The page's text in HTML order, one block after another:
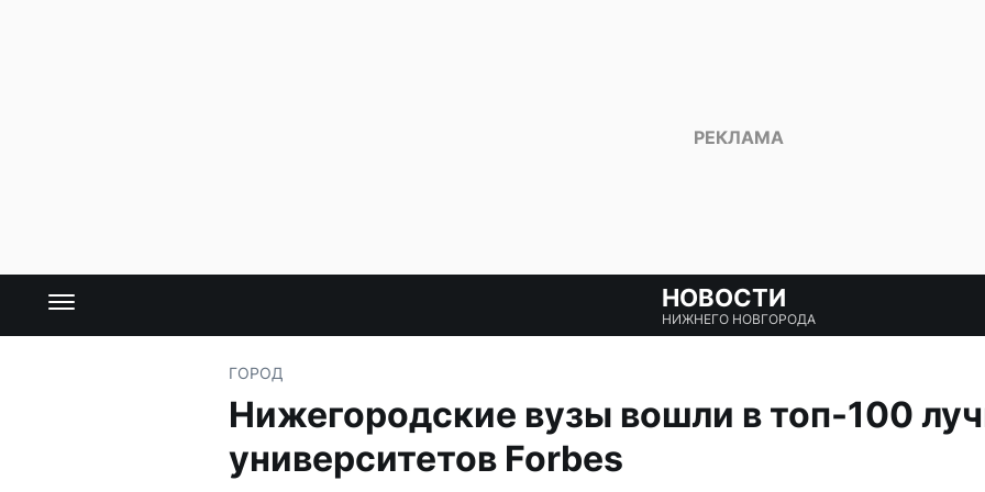
НОВОСТИ
НИЖНЕГО НОВГОРОДА
ГОРОД
Нижегородские вузы вошли в топ-100
университетов Forbes